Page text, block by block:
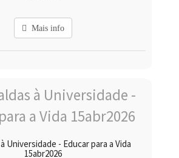
Mais info
Universidade - Educar para a Vida
15abr2026